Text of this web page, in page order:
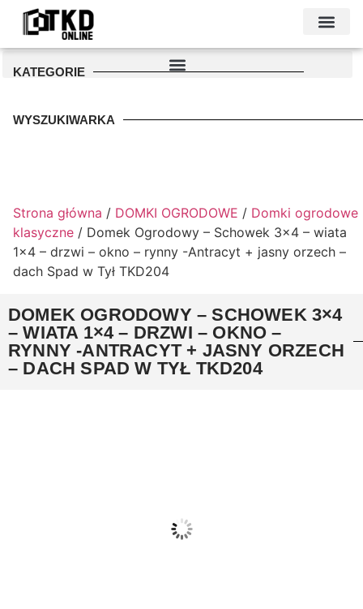
KATEGORIE
WYSZUKIWARKA
Strona główna / DOMKI OGRODOWE / Domki ogrodowe
klasyczne / Domek Ogrodowy – Schowek 3×4 – wiata
1×4 – drzwi – okno – rynny -Antracyt + jasny orzech –
dach Spad w Tył TKD204
DOMEK OGRODOWY – SCHOWEK 3×4
– WIATA 1×4 – DRZWI – OKNO –
RYNNY -ANTRACYT + JASNY ORZECH
– DACH SPAD W TYŁ TKD204